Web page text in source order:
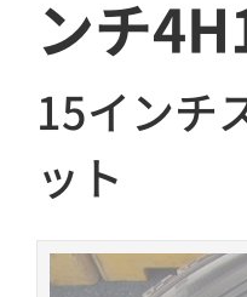
ンチ
15インチ
ット